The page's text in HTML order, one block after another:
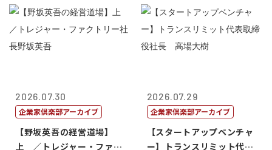
2026.07.30
企業家倶楽部アーカイブ
【野坂英吾の経営道場】
上 ／トレジャー・ファク
2026.07.29
企業家倶楽部アーカイブ
【スタートアップベンチャ
ー】トランスリミット代表